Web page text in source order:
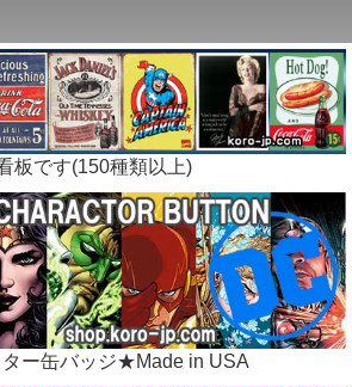
板です(150種類以上)
ー缶バッジ★Made in USA